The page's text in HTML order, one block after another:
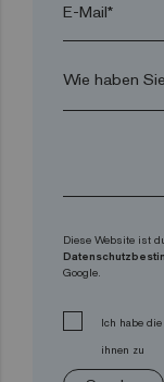
E-Mail*
Diese Website ist
Google.
Ich habe die
ihnen zu